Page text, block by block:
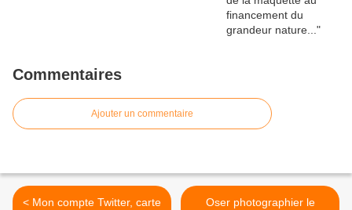
Commentaires
Ajouter un commentaire
< Mon compte Twitter, carte
Oser photographier le